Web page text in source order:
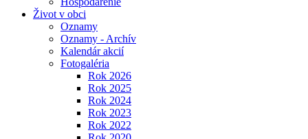
Život v obci
Oznamy
Oznamy - Archív
Kalendár akcií
Fotogaléria
Rok 2026
Rok 2025
Rok 2024
Rok 2023
Rok 2022